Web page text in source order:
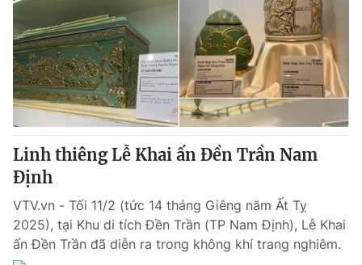
VTV4 Vươn mình bằng AI
VTV9 VTV8
Liên hệ tòa soạn English
THỜI BÁO VTV
Linh thiêng Lễ Khai ấn Đền Trần Nam
Định
VTV.vn - Tối 11/2 (tức 14 tháng Giêng năm Ất Tỵ
2025), tại Khu di tích Đền Trần (TP Nam Định), Lễ Khai
ấn Đền Trần đã diễn ra trong không khí trang nghiêm.